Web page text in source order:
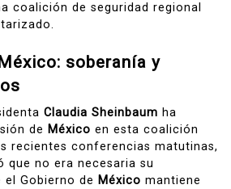
coalición de seguridad regional
soberanía y
Claudia Sheinbaum ha
de México en esta coalición
recientes conferencias matutinas,
que no era necesaria su
el Gobierno de México mantiene